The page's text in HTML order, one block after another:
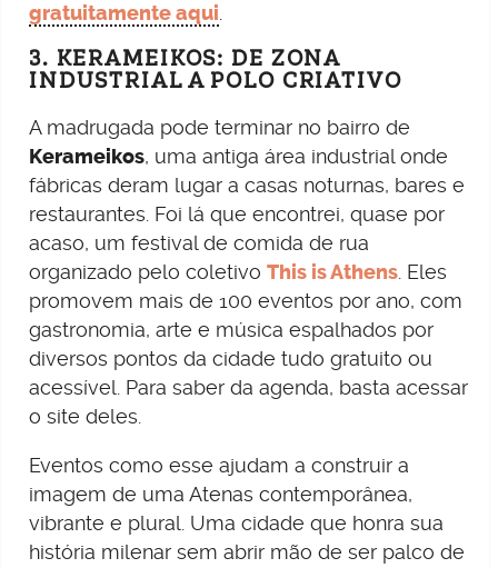
gratuitamente aqui
3. KERAMEIKOS: DE ZONA
INDUSTRIAL A POLO CRIATIVO
A madrugada pode terminar no bairro de
Kerameikos, uma antiga área industrial onde
fábricas deram lugar a casas noturnas, bares e
restaurantes. Foi lá que encontrei, quase por
acaso, um festival de comida de rua
organizado pelo coletivo This is Athens . Eles
promovem mais de 100 eventos por ano, com
gastronomia, arte e música espalhados por
diversos pontos da cidade tudo gratuito ou
acessível. Para saber da agenda, basta acessar
o site deles.
Eventos como esse ajudam a construir a
imagem de uma Atenas contemporânea,
vibrante e plural. Uma cidade que honra sua
história milenar sem abrir mão de ser palco de